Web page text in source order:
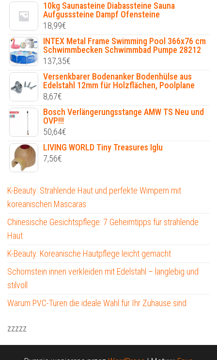
10kg Saunasteine Diabassteine Sauna
Aufgusssteine Dampf Ofensteine
18,99€
INTEX Metal Frame Swimming Pool 366x76 cm
Schwimmbecken Schwimmbad Pumpe 28212
137,35€
Versenkbarer Bodenanker Bodenhülse aus
Edelstahl 12mm für Holzflächen, Poolplane
8,67€
Bosch Verlängerungsstange AMW TS Neu und
OVP!!!
50,64€
LIVING WORLD Tiny Treasures Iglu
7,56€
K-Beauty: Strahlende Haut und perfekte Wimpern mit
koreanischen Mascaras
Chinesische Gesichtspflege: 7 Geheimtipps für strahlende
Haut
K-Beauty: Koreanische Hautpflege leicht gemacht
Schornstein innen verkleiden mit Edelstahl – langlebig und
stilvoll
Warum PVC-Türen die ideale Wahl für Ihr Zuhause sind
zzzzz